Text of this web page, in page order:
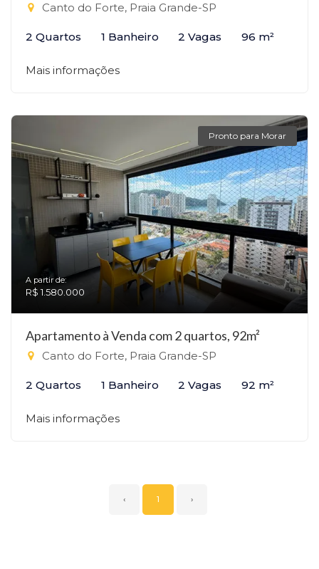
Canto do Forte, Praia Grande-SP
2 Quartos 1 Banheiro 2 Vagas 96 m²
Mais informações
Pronto para Morar
A partir de:
R$ 1.580.000
Apartamento à Venda com 2 quartos, 92m²
Canto do Forte, Praia Grande-SP
2 Quartos 1 Banheiro 2 Vagas 92 m²
Mais informações
‹ 1 ›